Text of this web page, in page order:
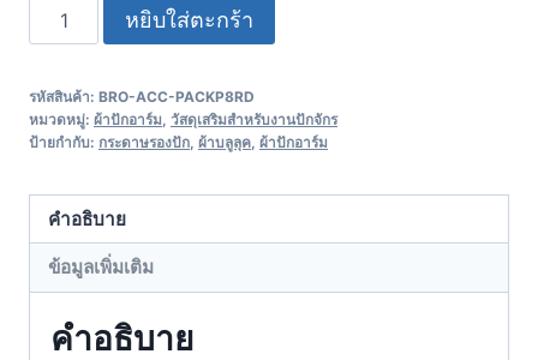
หยิบใส่ตะกร้า
รหัสสินค้า: BRO-ACC-PACKP8RD
หมวดหมู่: ผ้าปักอาร์ม, วัสดุเสริมสำหรับงานปักจักร
ป้ายกำกับ: กระดาษรองปัก, ผ้าบลูลุค, ผ้าปักอาร์ม
คำอธิบาย
ข้อมูลเพิ่มเติม
คำอธิบาย